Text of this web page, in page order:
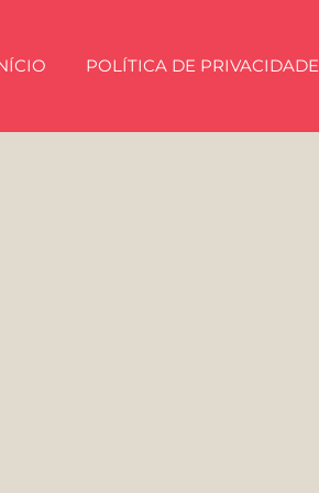
POLÍTICA DE PRIVACIDADE